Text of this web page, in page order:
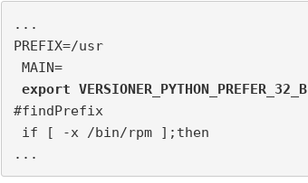
...
PREFIX=/usr
MAIN=
export
#findPrefix
if [ -x /bin/rpm ];then
...